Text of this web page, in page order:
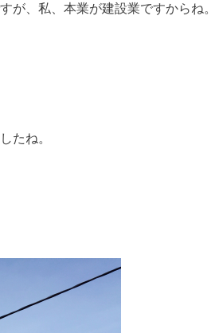
が、私、本業が建設業ですからね。
たね。